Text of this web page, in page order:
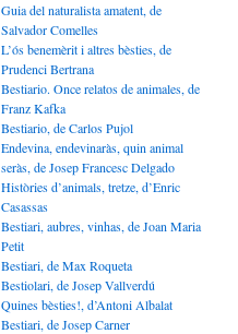
Guia del naturalista amatent, de
Salvador Comelles
L’ós benemèrit i altres bèsties, de
Prudenci Bertrana
Bestiario. Once relatos de animales, de
Franz Kafka
Bestiario, de Carlos Pujol
Endevina, endevinaràs, quin animal
seràs, de Josep Francesc Delgado
Històries d’animals, tretze, d’Enric
Casassas
Bestiari, aubres, vinhas, de Joan Maria
Petit
Bestiari, de Max Roqueta
Bestiolari, de Josep Vallverdú
Quines bèsties!, d’Antoni Albalat
Bestiari, de Josep Carner